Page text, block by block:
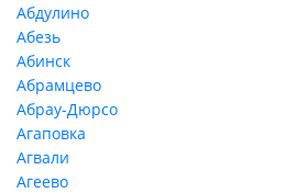
Абдулино
Абезь
Абинск
Абрамцево
Абрау-Дюрсо
Агаповка
Агвали
Агеево